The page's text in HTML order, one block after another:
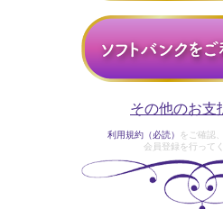
その他のお支
利用規約（必読）
をご確認
会員登録を行って